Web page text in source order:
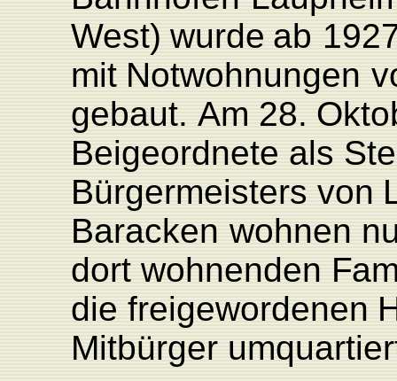
West) wurde ab
mit Notwohnungen
gebaut. Am 28.
Beigeordnete als
Bürgermeistersvon
Baracken wohnen
dort wohnenden F
die freigewordenen
Mitbürger